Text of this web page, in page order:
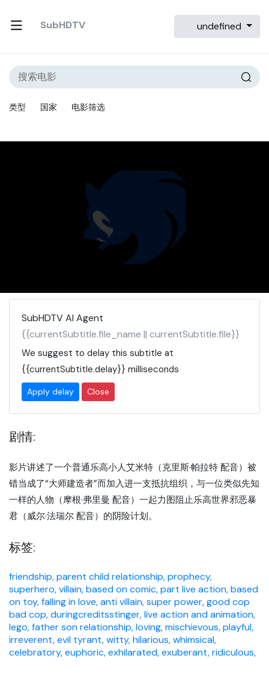
SubHDTV undefined
类型 国家 电影筛选
SubHDTV AI Agent
{{currentSubtitle.file_name || currentSubtitle.file}}
We suggest to delay this subtitle at
{{currentSubtitle.delay}} milliseconds
Apply delay Close
剧情:
影片讲述了一个普通乐高小人艾米特（克里斯·帕拉特 配音）被
错当成了“大师建造者”而加入进一支抵抗组织，与一位类似先知
一样的人物（摩根·弗里曼 配音）一起力图阻止乐高世界邪恶暴
君（威尔·法瑞尔 配音）的阴险计划。
标签:
friendship,parent child relationship,prophecy,
superhero,villain,based on comic,part live action,based
on toy,falling in love,anti villain,super power,good cop
bad cop,duringcreditsstinger,live action and animation,
lego,father son relationship,loving,mischievous,playful,
irreverent,evil tyrant,witty,hilarious,whimsical,
celebratory,euphoric,exhilarated,exuberant,ridiculous,